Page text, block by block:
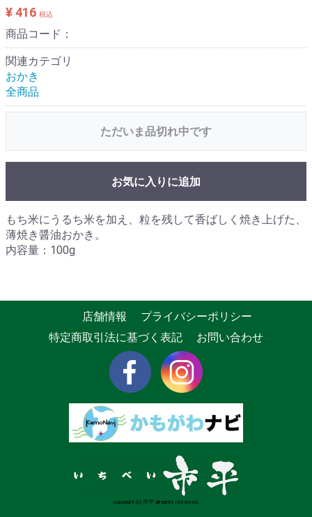
¥ 416 税込
商品コード：
関連カテゴリ
おかき
全商品
ただいま品切れ中です
お気に入りに追加
もち米にうるち米を加え、粒を残して香ばしく焼き上げた、
薄焼き醤油おかき。
内容量：100g
店舗情報
プライバシーポリシー
特定商取引法に基づく表記
お問い合わせ
copyright (c) 市平 all rights reserved.